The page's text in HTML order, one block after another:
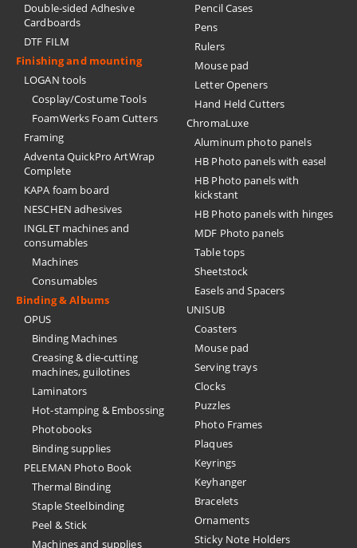
Double-sided Adhesive
Cardboards
DTF FILM
Finishing and mounting
LOGAN tools
Cosplay/Costume Tools
FoamWerks Foam Cutters
Framing
Adventa QuickPro ArtWrap
Complete
KAPA foam board
NESCHEN adhesives
INGLET machines and
consumables
Machines
Consumables
Binding & Albums
OPUS
Binding Machines
Creasing & die-cutting
machines, guilotines
Laminators
Hot-stamping & Embossing
Photobooks
Binding supplies
PELEMAN Photo Book
Thermal Binding
Staple Steelbinding
Peel & Stick
Machines and supplies
Pencil Cases
Pens
Rulers
Mouse pad
Letter Openers
Hand Held Cutters
ChromaLuxe
Aluminum photo panels
HB Photo panels with easel
HB Photo panels with
kickstant
HB Photo panels with hinges
MDF Photo panels
Table tops
Sheetstock
Easels and Spacers
UNISUB
Coasters
Mouse pad
Serving trays
Clocks
Puzzles
Photo Frames
Plaques
Keyrings
Keyhanger
Bracelets
Ornaments
Sticky Note Holders